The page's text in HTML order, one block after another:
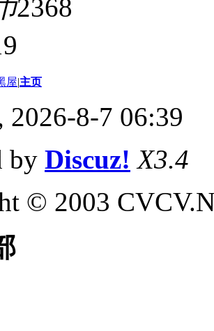
2368
屋|主页
2026-8-7 06:39
by Discuz! X3.4
© 2003